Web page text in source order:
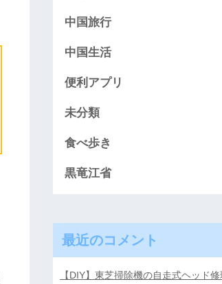
中国旅行
中国生活
便利アプリ
未分類
食べ歩き
黒竜江省
最近のコメント
【DIY】東芝掃除機の自走式ヘッド修